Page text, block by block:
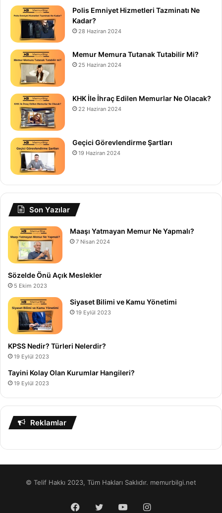
Polis Emniyet Hizmetleri Tazminatı Ne
Kadar?
28 Haziran 2024
Memur Memura Tutanak Tutabilir Mi?
25 Haziran 2024
KHK İle İhraç Edilen Memurlar Ne Olacak?
22 Haziran 2024
Geçici Görevlendirme Şartları
19 Haziran 2024
Son Yazılar
Maaşı Yatmayan Memur Ne Yapmalı?
7 Nisan 2024
Sözelde Önü Açık Meslekler
5 Ekim 2023
Siyaset Bilimi ve Kamu Yönetimi
19 Eylül 2023
KPSS Nedir? Türleri Nelerdir?
19 Eylül 2023
Tayini Kolay Olan Kurumlar Hangileri?
19 Eylül 2023
Reklamlar
© Telif Hakkı 2023, Tüm Hakları Saklıdır. memurbilgi.net
Facebook
TwitterYouTubeInstagram